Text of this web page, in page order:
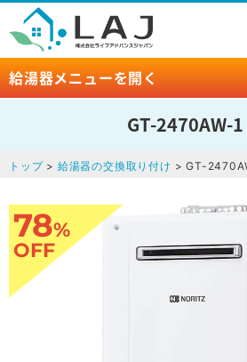
給湯器メニューを開く
GT-2470AW-
トップ> 給湯器の交換取り付け > GT-
78%
OFF